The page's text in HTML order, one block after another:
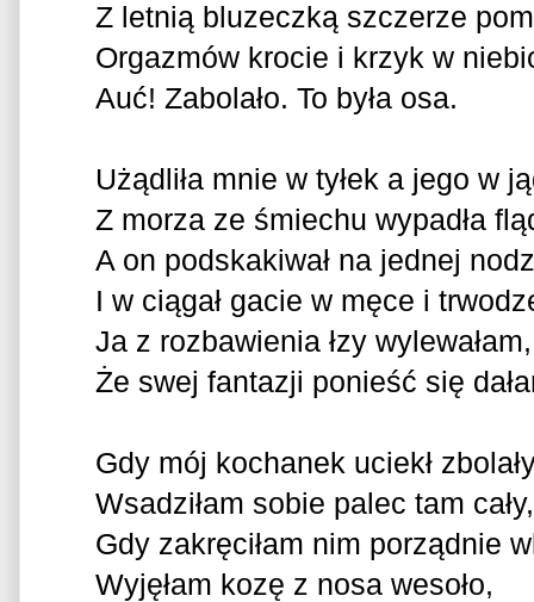
Z letnią bluzeczką szczerze
Orgazmów krocie i krzyk w
Auć! Zabolało. To była osa.
Użądliła mnie w tyłek a jego w
Z morza ze śmiechu wypadła
A on podskakiwał na jednej
I w ciągał gacie w męce i
Ja z rozbawienia łzy wylewałam,
Że swej fantazji ponieść się
Gdy mój kochanek uciekł
Wsadziłam sobie palec tam cały,
Gdy zakręciłam nim porządnie
Wyjęłam kozę z nosa wesoło,